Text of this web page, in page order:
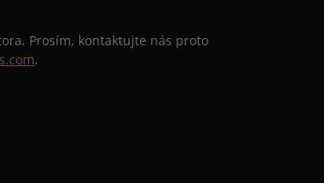
Prosím, kontaktujte nás proto
.